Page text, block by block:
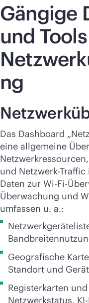
Gängige
und
ng
Das Dashboard
eine allgemeine
und Netzwerk-
Daten zur Wi-Fi-
Überwachung und
umfassen u. a.:
Geografische
Standort und
Registerkarten
Netzwerkstatus,